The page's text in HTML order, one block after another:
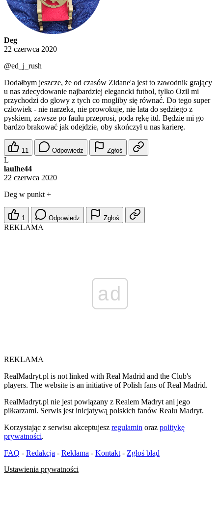
Deg
22 czerwca 2020
@ed_j_rush
Dodałbym jeszcze, że od czasów Zidane'a jest to zawodnik grający
u nas zdecydowanie najbardziej elegancki futbol, tylko Ozil mi
przychodzi do glowy z tych co mogliby się równać. Do tego super
człowiek - nie narzeka, nie prowokuje, nie lata do sędziego z
pyskiem, zawsze po faulu przeprosi, poda rękę itd. Będzie mi go
bardzo brakować jak odejdzie, oby skończył u nas karierę.
11 Odpowiedz Zgłoś
L
laulhe44
22 czerwca 2020
Deg w punkt +
1 Odpowiedz Zgłoś
REKLAMA
ad
REKLAMA
RealMadryt.pl is not linked with Real Madrid and the Club's
players. The website is an initiative of Polish fans of Real Madrid.
RealMadryt.pl nie jest powiązany z Realem Madryt ani jego
piłkarzami. Serwis jest inicjatywą polskich fanów Realu Madryt.
Korzystając z serwisu akceptujesz regulamin oraz politykę
prywatności.
FAQ - Redakcja - Reklama - Kontakt - Zgłoś błąd
Ustawienia prywatności